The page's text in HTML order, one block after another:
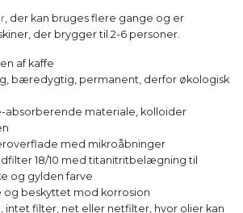
, der kan bruges flere gange og er
der brygger til 2-6 personer.
af kaffe
bæredygtig, permanent, derfor økologisk
absorberende materiale, kolloider
med mikroåbninger
18/10 med titanitritbelægning til
og gylden farve
og beskyttet mod korrosion
intet filter, net eller netfilter, hvor olier kan